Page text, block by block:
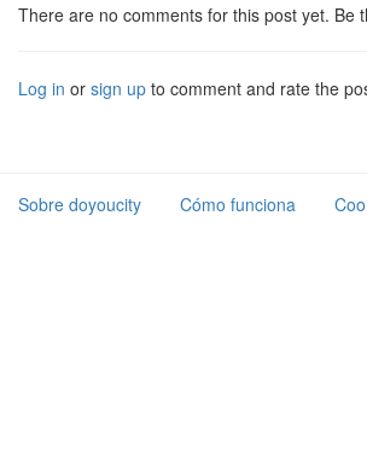
There are no comments for this post yet. Be
Log in or sign up to comment and rate the
Sobre doyoucity Cómo funciona